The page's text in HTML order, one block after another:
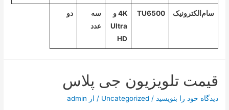
سام‌الکترونیک TU6500
4K و
Ultra
HD
سه
عدد
دو
قیمت تلویزیون جی پلاس
دیدگاه‌ خود را بنویسید /
Uncategorized / از admin